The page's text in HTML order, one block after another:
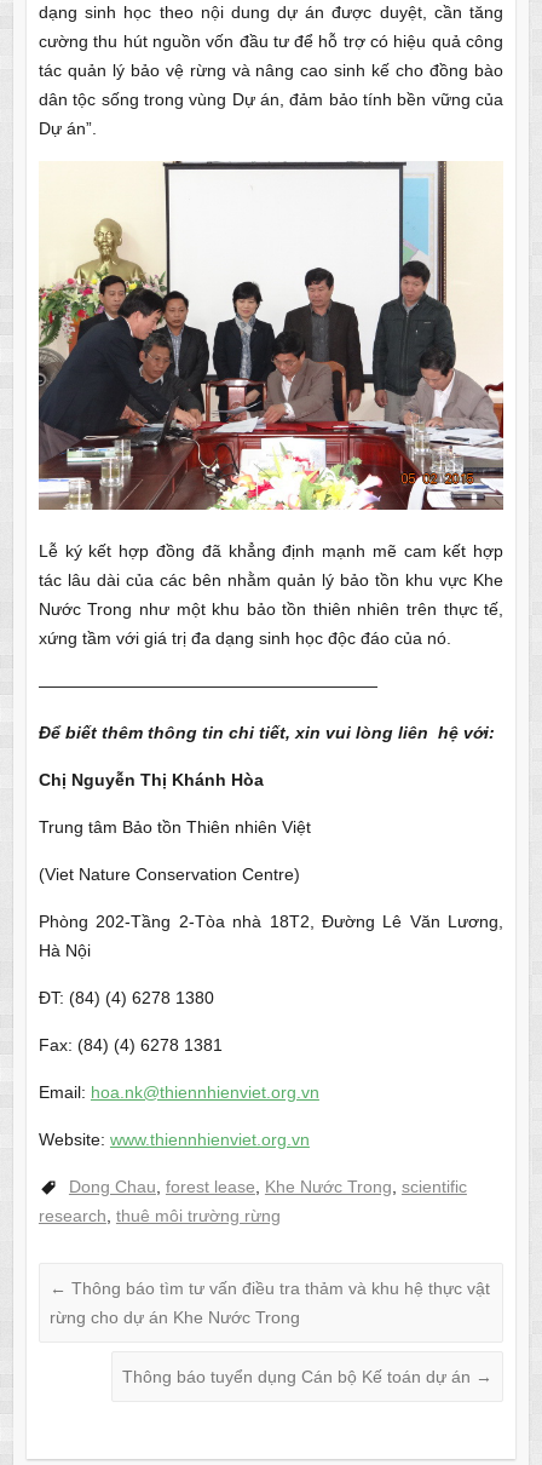
dạng sinh học theo nội dung dự án được duyệt, cần tăng
cường thu hút nguồn vốn đầu tư để hỗ trợ có hiệu quả công
tác quản lý bảo vệ rừng và nâng cao sinh kế cho đồng bào
dân tộc sống trong vùng Dự án, đảm bảo tính bền vững của
Dự án”.
Lễ ký kết hợp đồng đã khẳng định mạnh mẽ cam kết hợp
tác lâu dài của các bên nhằm quản lý bảo tồn khu vực Khe
Nước Trong như một khu bảo tồn thiên nhiên trên thực tế,
xứng tầm với giá trị đa dạng sinh học độc đáo của nó.
————————————————————
Để biết thêm thông tin chi tiết, xin vui lòng liên hệvới:
Chị Nguyễn Thị Khánh Hòa
Trung tâm Bảo tồn Thiên nhiên Việt
(Viet Nature Conservation Centre)
Phòng 202-Tầng 2-Tòa nhà 18T2, Đường Lê Văn Lương,
Hà Nội
ĐT: (84) (4) 6278 1380
Fax: (84) (4) 6278 1381
Email: hoa.nk@thiennhienviet.org.vn
Website: www.thiennhienviet.org.vn
Dong Chau, forest lease, Khe Nước Trong, scientific
research, thuê môi trường rừng
← Thông báo tìm tư vấn điều tra thảm và khu hệ thực vật
rừng cho dự án Khe Nước Trong
Thông báo tuyển dụng Cán bộ Kế toán dự án →